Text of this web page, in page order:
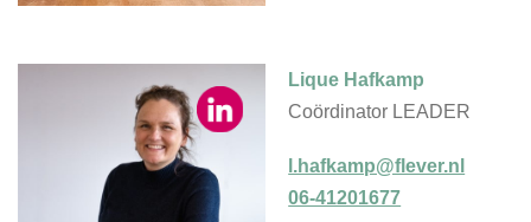
Lique Hafkamp
Coördinator LEADER
l.hafkamp@flever.nl
06-41201677